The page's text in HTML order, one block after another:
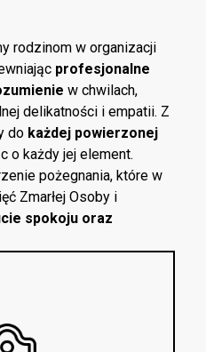
rodzinom w organizacji
profesjonalne
w chwilach,
delikatności i empatii. Z
do każdej powierzonej
o każdy jej element.
pożegnania, które w
Zmarłej Osoby i
spokoju oraz